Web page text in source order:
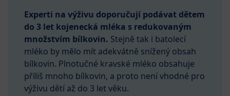
Experti na výživu doporučují podávat dětem
do 3 let kojenecká mléka s redukovaným
množstvím bílkovin. Stejně tak i batolecí
mléko by mělo mít adekvátně snížený obsah
bílkovin. Plnotučné kravské mléko obsahuje
příliš mnoho bílkovin, a proto není vhodné pro
výživu dětí až do 3 let věku.